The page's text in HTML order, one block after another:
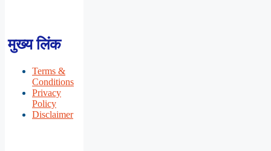
मुख्य लिंक
Terms &
Conditions
Privacy
Policy
Disclaimer